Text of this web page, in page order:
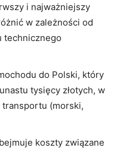
i najważniejszy
w zależności od
technicznego
do Polski, który
tysięcy złotych, w
(morski,
koszty związane